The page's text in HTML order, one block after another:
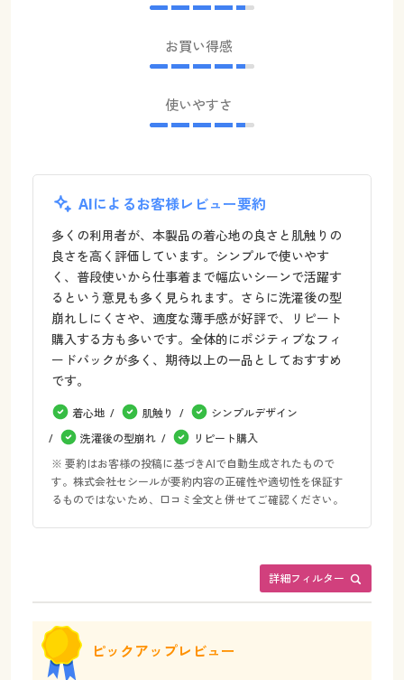
お買い得感
使いやすさ
AIによるお客様レビュー要約
多くの利用者が、本製品の着心地の良さと肌触りの
良さを高く評価しています。シンプルで使いやす
く、普段使いから仕事着まで幅広いシーンで活躍す
るという意見も多く見られます。さらに洗濯後の型
崩れしにくさや、適度な薄手感が好評で、リピート
購入する方も多いです。全体的にポジティブなフィ
ードバックが多く、期待以上の一品としておすすめ
です。
着心地 肌触り
シンプルデザイン
洗濯後の型崩れ
リピート購入
※ 要約はお客様の投稿に基づきAIで自動生成されたもので
す。株式会社セシールが要約内容の正確性や適切性を保証す
るものではないため、口コミ全文と併せてご確認ください。
詳細フィルター
ピックアップレビュー